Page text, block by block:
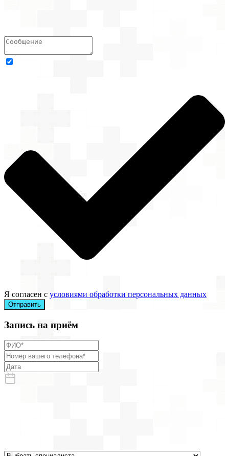
Я согласен с условиями обработки персональных данных
Отправить
Запись на приём